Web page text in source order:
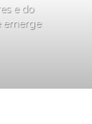
e do
emerge